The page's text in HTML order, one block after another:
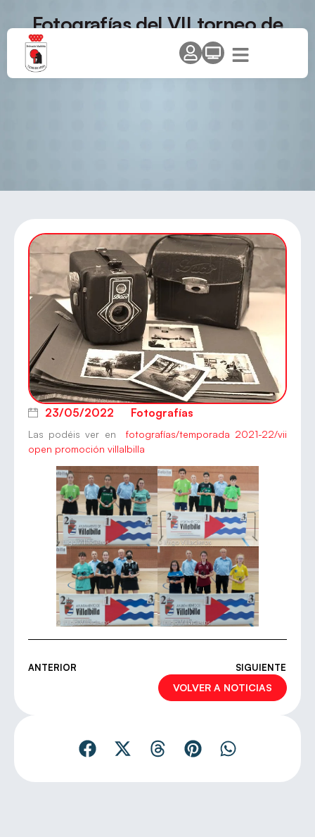
Fotografías del VII torneo de
promoción de Villalbilla
23/05/2022 Fotografías
Las podéis ver en fotografías/temporada 2021-22/vii
open promoción villalbilla
ANTERIOR SIGUIENTE
VOLVER A NOTICIAS